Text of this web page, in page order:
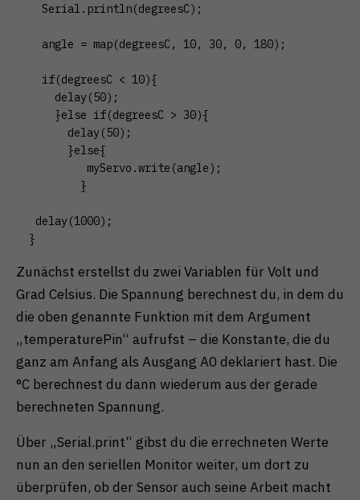
  Serial.println(degreesC);
  angle = map(degreesC, 10, 30, 0, 180);
  if(degreesC < 10){
    delay(50);
    }else if(degreesC > 30){
      delay(50);
      }else{
         myServo.write(angle);
        }
delay(1000);
}
Zunächst erstellst du zwei Variablen für Volt und
Grad Celsius. Die Spannung berechnest du, in dem du
die oben genannte Funktion mit dem Argument
„temperaturePin“ aufrufst – die Konstante, die du
ganz am Anfang als Ausgang A0 deklariert hast. Die
°C berechnest du dann wiederum aus der gerade
berechneten Spannung.
Über „Serial.print“ gibst du die errechneten Werte
nun an den seriellen Monitor weiter, um dort zu
überprüfen, ob der Sensor auch seine Arbeit macht